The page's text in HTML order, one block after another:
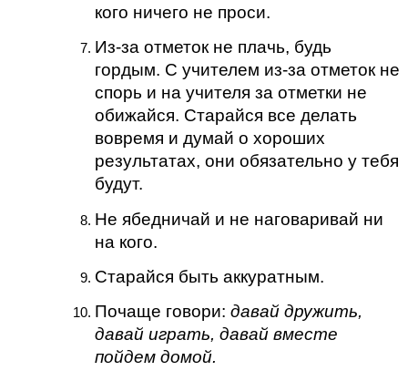
кого ничего не проси.
Из-за отметок не плачь, будь
гордым. С учителем из-за отметок не
спорь и на учителя за отметки не
обижайся. Старайся все делать
вовремя и думай о хороших
результатах, они обязательно у тебя
будут.
Не ябедничай и не наговаривай ни
на кого.
Старайся быть аккуратным.
Почаще говори: давай дружить,
давай играть, давай вместе
пойдем домой.